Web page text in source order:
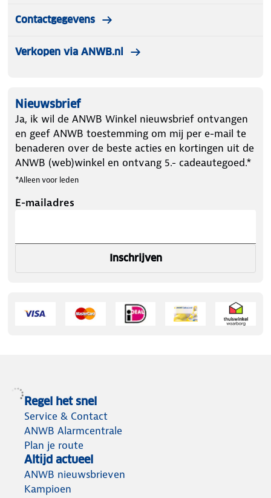
Contactgegevens
Verkopen via ANWB.nl
Nieuwsbrief
Ja, ik wil de ANWB Winkel nieuwsbrief ontvangen
en geef ANWB toestemming om mij per e-mail te
benaderen over de beste acties en kortingen uit de
ANWB (web)winkel en ontvang 5.- cadeautegoed.*
*Alleen voor leden
E-mailadres
Inschrijven
Regel het snel
Service & Contact
ANWB Alarmcentrale
Plan je route
Altijd actueel
ANWB nieuwsbrieven
Kampioen